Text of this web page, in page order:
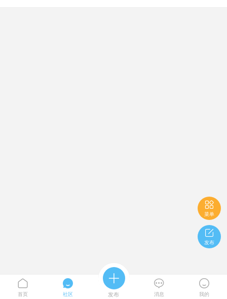

菜单

发布

首页

社区

发布

消息

我的